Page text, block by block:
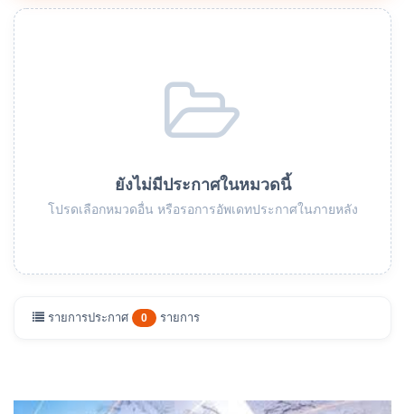
ยังไม่มีประกาศในหมวดนี้
โปรดเลือกหมวดอื่น หรือรอการอัพเดทประกาศในภายหลัง
รายการประกาศ 0 รายการ